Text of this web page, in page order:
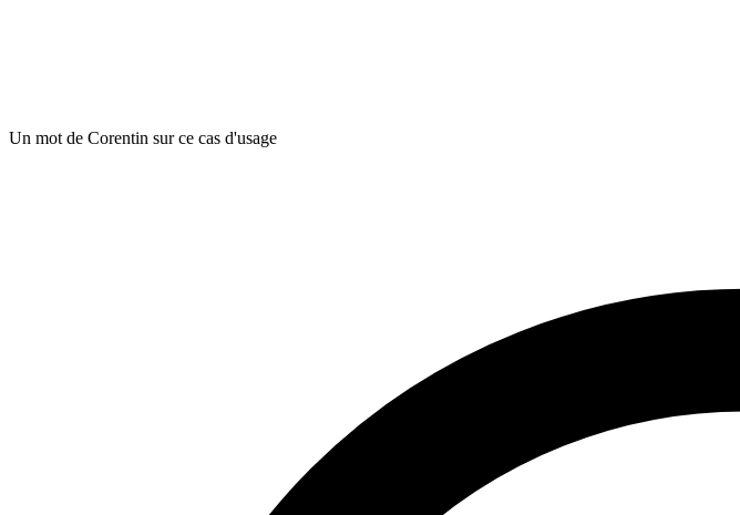
Un mot de Corentin sur ce cas d'usage